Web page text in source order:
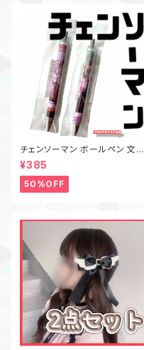
チェンソーマン ボールペン 文房
具 マキマ・パワー/パワー
¥385
50%OFF